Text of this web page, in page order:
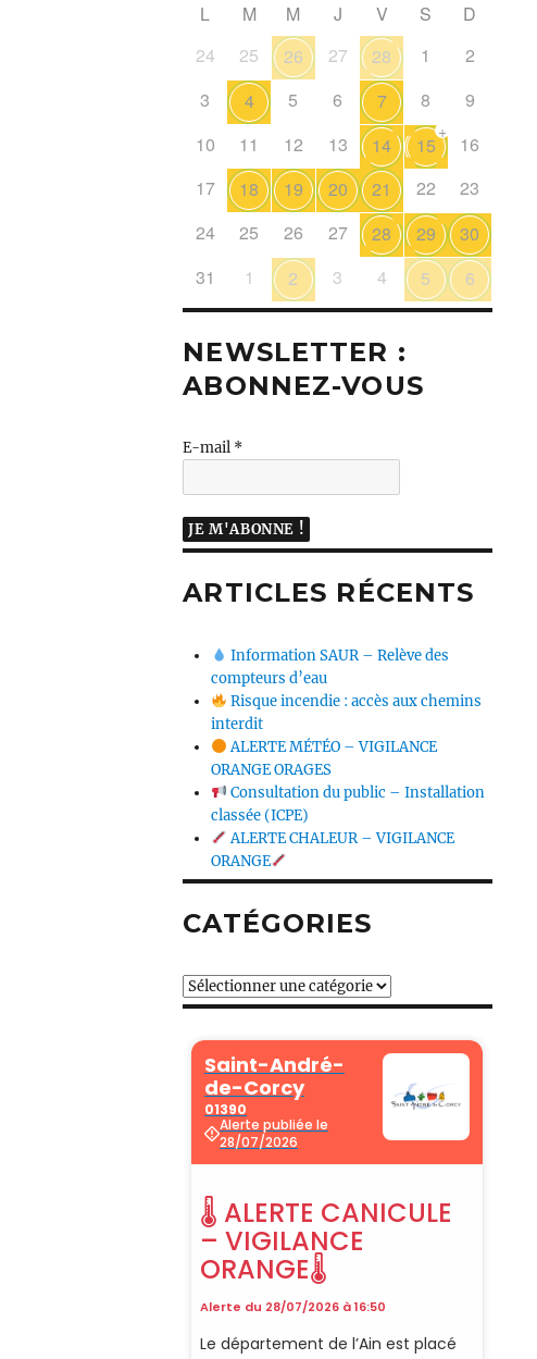
L M M J V S
D
24
25 26 27 28 1
2
3
4 5 6 7 8
9
10
11 12 13 14 15
+
16
17
18 19 20 21 22
23
24
25 26 27 28 29
30
31
1 2 3 4 5 6
NEWSLETTER :
ABONNEZ-VOUS
E-mail *
ARTICLES RÉCENTS
Information SAUR – Relève des
compteurs d’eau
Risque incendie : accès aux chemins
interdit
ALERTE MÉTÉO – VIGILANCE
ORANGE ORAGES
Consultation du public – Installation
classée (ICPE)
ALERTE CHALEUR – VIGILANCE
ORANGE
CATÉGORIES
Catégories